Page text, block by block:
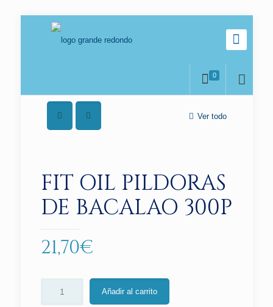
0
Ver todo
FIT OIL PILDORAS
DE BACALAO 300P
21,70€
Añadir al carrito